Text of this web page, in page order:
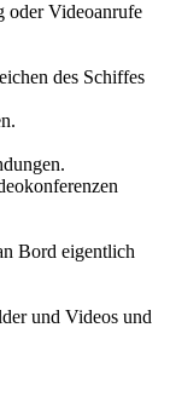
oder Videoanrufe
des Schiffes
Bord eigentlich
und Videos und